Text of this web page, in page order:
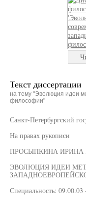
Текст диссертации
на тему "Эволюция идеи
философии"
Санкт-Петербургский
На правах рукописи
ПРОСЫПКИНА ИРИНА
ЭВОЛЮЦИЯ ИДЕИ
Специальность: